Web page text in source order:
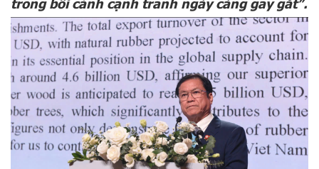
trong bối cảnh cạnh tranh ngày càng gay gắt”.